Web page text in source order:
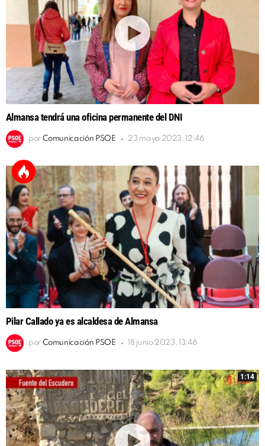
Almansa tendrá una oficina permanente del DNI
por Comunicación PSOE 23 mayo 2023, 12:46
Pilar Callado ya es alcaldesa de Almansa
por Comunicación PSOE 18 junio 2023, 13:46
1:14